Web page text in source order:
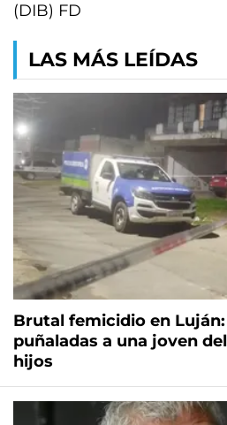
(DIB) FD
LAS MÁS LEÍDAS
Brutal femicidio en
puñaladas a una joven
hijos